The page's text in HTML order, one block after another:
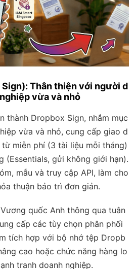
Thân thiện với người d
vừa và nhỏ
thành Dropbox Sign, nhắm mục
vừa và nhỏ, cung cấp giao d
miễn phí (3 tài liệu mỗi tháng)
(Essentials, gửi không giới hạn).
mẫu và truy cập API, làm cho
thuận bảo trì đơn giản.
quốc Anh thông qua tuân
cấp các tùy chọn phân phối
tích hợp với bộ nhớ tệp Dropb
cao hoặc chức năng hàng lo
tranh doanh nghiệp.